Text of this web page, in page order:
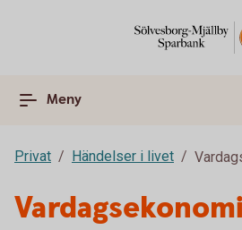
Meny
Privat Händelser i livet
Vardagsekonomi